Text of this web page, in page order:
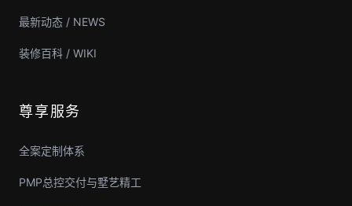
最新动态 / NEWS
装修百科 / WIKI
尊享服务
全案定制体系
PMP总控交付与墅艺精工